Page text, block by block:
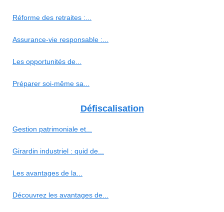
Réforme des retraites :...
Assurance-vie responsable :...
Les opportunités de...
Préparer soi-même sa...
Défiscalisation
Gestion patrimoniale et...
Girardin industriel : quid de...
Les avantages de la...
Découvrez les avantages de...